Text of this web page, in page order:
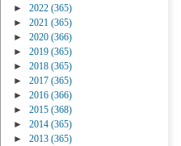
►
2022 (365)
►
2021 (365)
►
2020 (366)
►
2019 (365)
►
2018 (365)
►
2017 (365)
►
2016 (366)
►
2015 (368)
►
2014 (365)
►
2013 (365)